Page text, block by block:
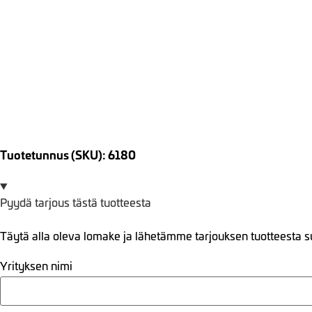
Tuotetunnus (SKU): 6180
Pyydä tarjous tästä tuotteesta
Täytä alla oleva lomake ja lähetämme tarjouksen tuotteesta
Yrityksen nimi